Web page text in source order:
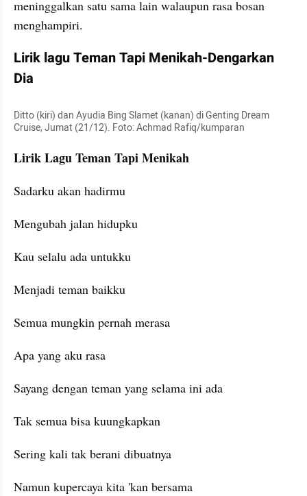
meninggalkan satu sama lain walaupun rasa bosan
menghampiri.
Lirik lagu Teman Tapi Menikah-Dengarkan
Dia
Ditto (kiri) dan Ayudia Bing Slamet (kanan) di Genting Dream
Cruise, Jumat (21/12). Foto: Achmad Rafiq/kumparan
Lirik Lagu Teman Tapi Menikah
Sadarku akan hadirmu
Mengubah jalan hidupku
Kau selalu ada untukku
Menjadi teman baikku
Semua mungkin pernah merasa
Apa yang aku rasa
Sayang dengan teman yang selama ini ada
Tak semua bisa kuungkapkan
Sering kali tak berani dibuatnya
Namun kupercaya kita 'kan bersama